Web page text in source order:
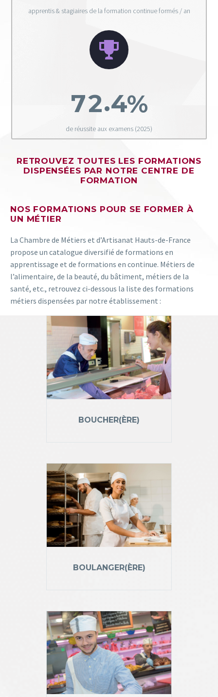
apprentis & stagiaires de la formation continue formés / an


72.4%
de réussite aux examens (2025)
RETROUVEZ TOUTES LES FORMATIONS
DISPENSÉES PAR NOTRE CENTRE DE
FORMATION
NOS FORMATIONS POUR SE FORMER À
UN MÉTIER
La Chambre de Métiers et d’Artisanat Hauts-de-France
propose un catalogue diversifié de formations en
apprentissage et de formations en continue. Métiers de
l’alimentaire, de la beauté, du bâtiment, métiers de la
santé, etc., retrouvez ci-dessous la liste des formations
métiers dispensées par notre établissement :
BOUCHER(ÈRE)
BOULANGER(ÈRE)